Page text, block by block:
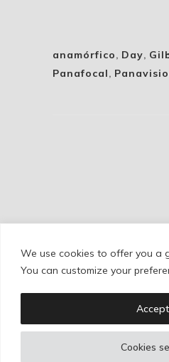
We use cookies to offer you a
You can customize your
Cookies
anamórfico, Day,
Panafocal,
Cookie Policy/Privacy
Copyright ©